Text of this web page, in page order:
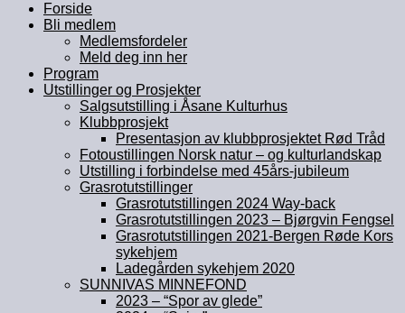
Forside
Bli medlem
Medlemsfordeler
Meld deg inn her
Program
Utstillinger og Prosjekter
Salgsutstilling i Åsane Kulturhus
Klubbprosjekt
Presentasjon av klubbprosjektet Rød Tråd
Fotoustillingen Norsk natur – og kulturlandskap
Utstilling i forbindelse med 45års-jubileum
Grasrotutstillinger
Grasrotutstillingen 2024 Way-back
Grasrotutstillingen 2023 – Bjørgvin Fengsel
Grasrotutstillingen 2021-Bergen Røde Kors
sykehjem
Ladegården sykehjem 2020
SUNNIVAS MINNEFOND
2023 – “Spor av glede”